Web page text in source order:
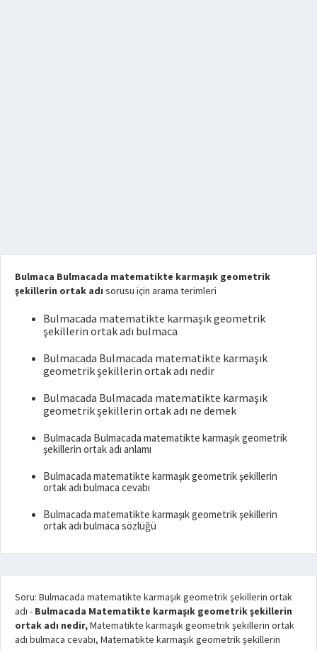
Bulmaca Bulmacada matematikte karmaşık geometrik
şekillerin ortak adı sorusu için arama terimleri
Bulmacada matematikte karmaşık geometrik
şekillerin ortak adı bulmaca
Bulmacada Bulmacada matematikte karmaşık
geometrik şekillerin ortak adı nedir
Bulmacada Bulmacada matematikte karmaşık
geometrik şekillerin ortak adı ne demek
Bulmacada Bulmacada matematikte karmaşık geometrik
şekillerin ortak adı anlamı
Bulmacada matematikte karmaşık geometrik şekillerin
ortak adı bulmaca cevabı
Bulmacada matematikte karmaşık geometrik şekillerin
ortak adı bulmaca sözlüğü
Soru: Bulmacada matematikte karmaşık geometrik şekillerin ortak
adı - Bulmacada Matematikte karmaşık geometrik şekillerin
ortak adı nedir,Matematikte karmaşık geometrik şekillerin ortak
adı bulmaca cevabı, Matematikte karmaşık geometrik şekillerin